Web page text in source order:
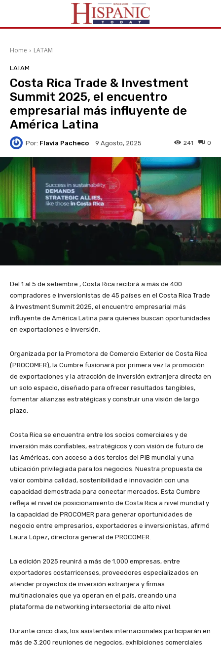
Home LATAM
LATAM
Costa Rica Trade & Investment
Summit 2025, el encuentro
empresarial más influyente de
América Latina
Por: Flavia Pacheco 9 Agosto, 2025 0
241
Del 1 al 5 de setiembre , Costa Rica recibirá a más de 400
compradores e inversionistas de 45 países en el Costa Rica Trade
& Investment Summit 2025, el encuentro empresarial más
influyente de América Latina para quienes buscan oportunidades
en exportaciones e inversión.
Organizada por la Promotora de Comercio Exterior de Costa Rica
(PROCOMER), la Cumbre fusionará por primera vez la promoción
de exportaciones y la atracción de inversión extranjera directa en
un solo espacio, diseñado para ofrecer resultados tangibles,
fomentar alianzas estratégicas y construir una visión de largo
plazo.
Costa Rica se encuentra entre los socios comerciales y de
inversión más confiables, estratégicos y con visión de futuro de
las Américas, con acceso a dos tercios del PIB mundial y una
ubicación privilegiada para los negocios. Nuestra propuesta de
valor combina calidad, sostenibilidad e innovación con una
capacidad demostrada para conectar mercados. Esta Cumbre
refleja el nivel de posicionamiento de Costa Rica a nivel mundial y
la capacidad de PROCOMER para generar oportunidades de
negocio entre empresarios, exportadores e inversionistas, afirmó
Laura López, directora general de PROCOMER.
La edición 2025 reunirá a más de 1.000 empresas, entre
exportadores costarricenses, proveedores especializados en
atender proyectos de inversión extranjera y firmas
multinacionales que ya operan en el país, creando una
plataforma de networking intersectorial de alto nivel.
Durante cinco días, los asistentes internacionales participarán en
más de 3.200 reuniones de negocios, exhibiciones comerciales